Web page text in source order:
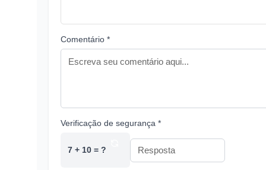
Comentário *
Verificação de segurança *
7 + 10 = ?